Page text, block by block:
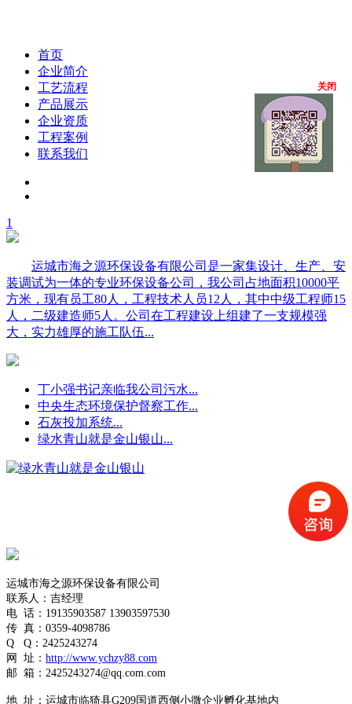
首页
企业简介
工艺流程
产品展示
企业资质
工程案例
联系我们
1
运城市海之源环保设备有限公司是一家集设计、生产、安
装调试为一体的专业环保设备公司，我公司占地面积10000平
方米，现有员工80人，工程技术人员12人，其中中级工程师15
人，二级建造师5人。公司在工程建设上组建了一支规模强
大，实力雄厚的施工队伍...
丁小强书记亲临我公司污水...
中央生态环境保护督察工作...
石灰投加系统...
绿水青山就是金山银山...
运城市海之源环保设备有限公司
联系人：吉经理
电 话：19135903587 13903597530
传 真：0359-4098786
Q Q ： 2425243274
网 址： http://www.ychzy88.com
邮 箱： 2425243274@qq.com.com
地 址：运城市临猗县G209国道西侧小微企业孵化基地内
关闭